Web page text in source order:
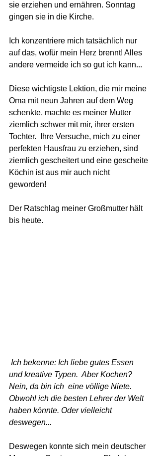
sie erziehen und ernähren. Sonntag
gingen sie in die Kirche.
Ich konzentriere mich tatsächlich nur
auf das, wofür mein Herz brennt! Alles
andere vermeide ich so gut ich kann...
Diese wichtigste Lektion, die mir meine
Oma mit neun Jahren auf dem Weg
schenkte, machte es meiner Mutter
ziemlich schwer mit mir, ihrer ersten
Tochter.  Ihre Versuche, mich zu einer
perfekten Hausfrau zu erziehen, sind
ziemlich gescheitert und eine gescheite
Köchin ist aus mir auch nicht
geworden!
Der Ratschlag meiner Großmutter hält
bis heute.
und kreative Typen.  Aber Kochen?
Nein, da bin ich  eine völlige Niete.
Obwohl ich die besten Lehrer der Welt
haben könnte. Oder vielleicht
deswegen...
Deswegen konnte sich mein deutscher